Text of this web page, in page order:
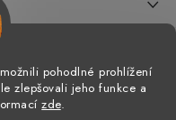
pohodlné prohlížení
zlepšovali jeho funkce a
zde.